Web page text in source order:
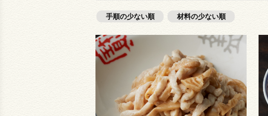
手順の少ない順 材料の少ない順